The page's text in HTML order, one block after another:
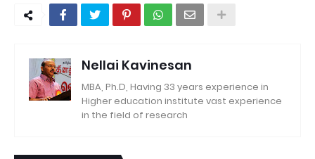
Nellai Kavinesan
MBA, Ph.D, Having 33 years experience in
Higher education institute vast experience
in the field of research